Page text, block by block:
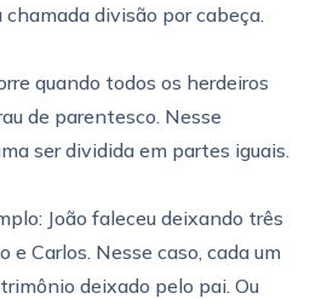
divisão por cabeça.
quando todos os herdeiros
de parentesco. Nesse
ser dividida em partes iguais.
João faleceu deixando três
Carlos. Nesse caso, cada um
deixado pelo pai. Ou